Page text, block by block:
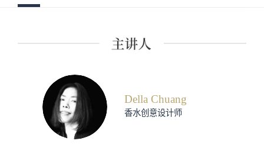
Della Chuang
香水创意设计师